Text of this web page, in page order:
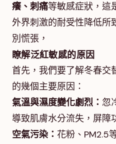
癢、刺痛等敏感症狀，這
外界刺激的耐受性降低所
別慌張，
瞭解泛紅敏感的原因
首先，我們要了解冬春交
的幾個主要原因：
氣溫與濕度變化劇烈： 忽
導致肌膚水分流失，屏障
空氣污染： 花粉、PM2.5